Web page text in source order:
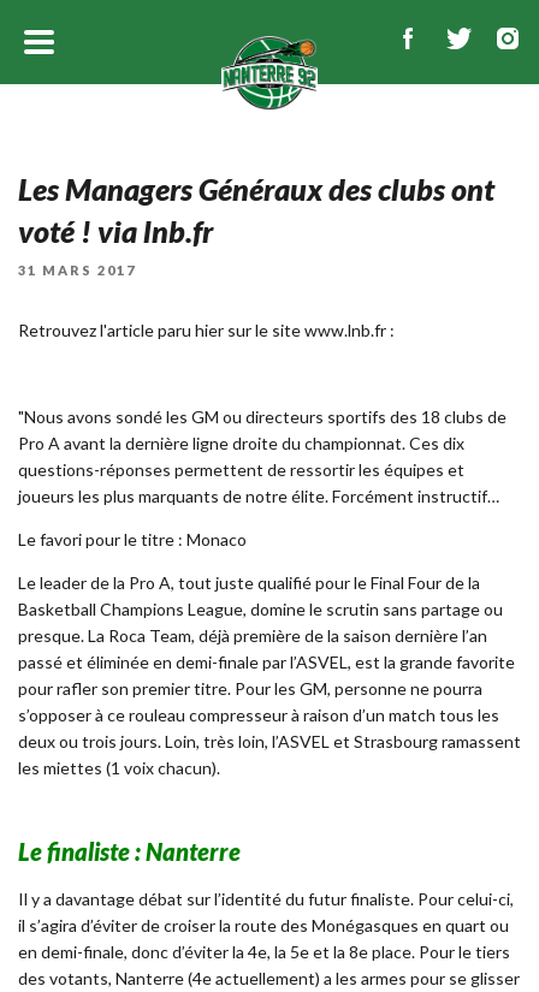
Les Managers Généraux des clubs ont
voté ! via lnb.fr
PUBLIÉ
31 MARS 2017
Retrouvez l'article paru hier sur le site www.lnb.fr :
"Nous avons sondé les GM ou directeurs sportifs des 18 clubs de
Pro A avant la dernière ligne droite du championnat. Ces dix
questions-réponses permettent de ressortir les équipes et
joueurs les plus marquants de notre élite. Forcément instructif…
Le favori pour le titre : Monaco
Le leader de la Pro A, tout juste qualifié pour le Final Four de la
Basketball Champions League, domine le scrutin sans partage ou
presque. La Roca Team, déjà première de la saison dernière l’an
passé et éliminée en demi-finale par l’ASVEL, est la grande favorite
pour rafler son premier titre. Pour les GM, personne ne pourra
s’opposer à ce rouleau compresseur à raison d’un match tous les
deux ou trois jours. Loin, très loin, l’ASVEL et Strasbourg ramassent
les miettes (1 voix chacun).
Le finaliste : Nanterre
Il y a davantage débat sur l’identité du futur finaliste. Pour celui-ci,
il s’agira d’éviter de croiser la route des Monégasques en quart ou
en demi-finale, donc d’éviter la 4e, la 5e et la 8e place. Pour le tiers
des votants, Nanterre (4e actuellement) a les armes pour se glisser